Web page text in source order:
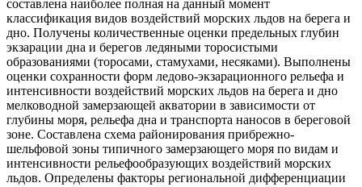
составлена наиболее полная на данный момент
классификация видов воздействий морских льдов на берега и
дно. Получены количественные оценки предельных глубин
экзарации дна и берегов ледяными торосистыми
образованиями (торосами, стамухами, несяками). Выполнены
оценки сохранности форм ледово-экзарационного рельефа и
интенсивности воздействий морских льдов на берега и дно
мелководной замерзающей акватории в зависимости от
глубины моря, рельефа дна и транспорта наносов в береговой
зоне. Составлена схема районирования прибрежно-
шельфовой зоны типичного замерзающего моря по видам и
интенсивности рельефообразующих воздействий морских
льдов. Определены факторы региональной дифференциации